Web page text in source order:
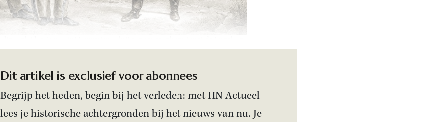
Dit artikel is exclusief voor abonnees
Begrijp het heden, begin bij het verleden: met HN Actueel
lees je historische achtergronden bij het nieuws van nu. Je